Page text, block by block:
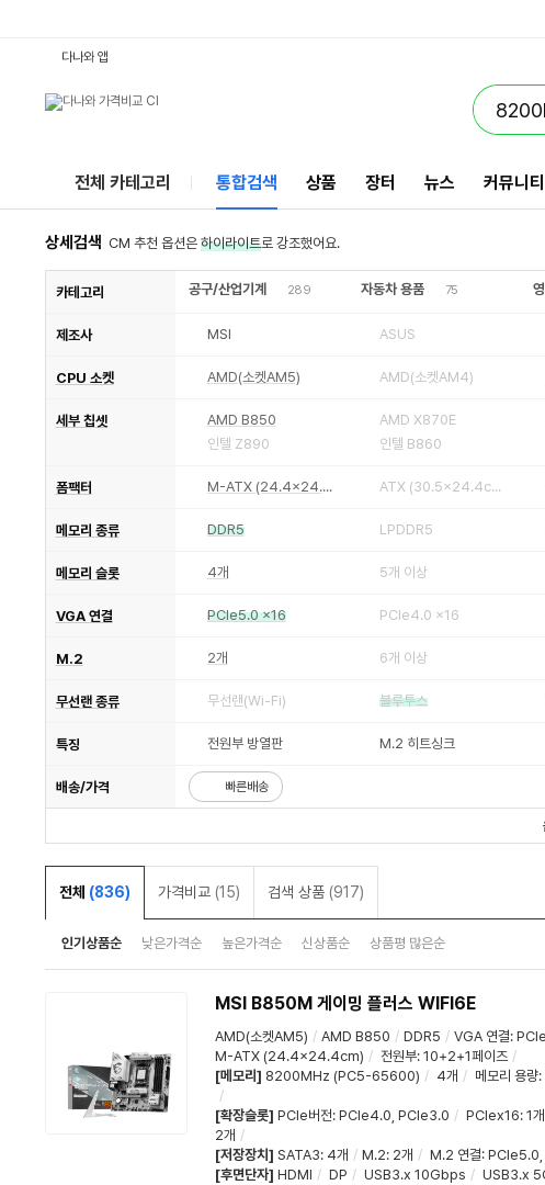
다나와 앱
전체 카테고리 통합검색 상품 장터 뉴스 커뮤니티
상세검색 CM 추천 옵션은 하이라이트로 강조했어요.
카테고리 공구/산업기계 289 자동차 용품 75
제조사 MSI ASUS
CPU 소켓 AMD(소켓AM5) AMD(소켓AM4)
세부 칩셋 AMD B850 AMD X870E
인텔 Z890 인텔 B860
폼팩터 M-ATX (24.4x24.4cm) ATX (30.5x24.4cm)
메모리 종류 DDR5 LPDDR5
메모리 슬롯 4개 5개 이상
VGA 연결 PCIe5.0 x16 PCIe4.0 x16
M.2 2개 6개 이상
무선랜 종류 무선랜(Wi-Fi) 블루투스
특징 전원부 방열판 M.2 히트싱크
배송/가격 빠른배송
전체 (836) 가격비교 (15) 검색 상품 (917)
인기상품순 낮은가격순 높은가격순 신상품순 상품평 많은순
MSI B850M 게이밍 플러스 WIFI6E
AMD(소켓AM5) / AMD B850 / DDR5 / VGA 연결:
M-ATX (24.4x24.4cm) / 전원부: 10+2+1페이즈 /
[메모리] 8200MHz (PC5-65600) / 4개 / 메모리 용량:
/
[확장슬롯] PCIe버전: PCIe4.0, PCIe3.0 / PCIex16: 1개
2개 /
[저장장치] SATA3: 4개 / M.2: 2개 / M.2 연결:
[후면단자] HDMI / DP / USB3.x 10Gbps / USB3.x